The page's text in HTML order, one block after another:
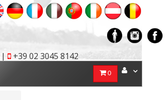
| +39 02 3045 8142
0